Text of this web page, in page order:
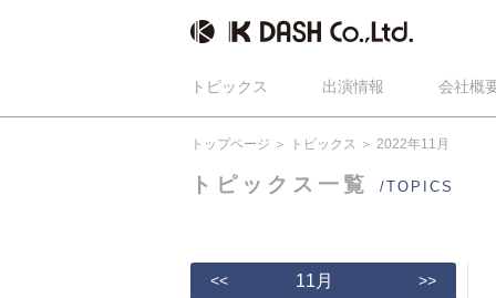
トピックス 出演情報 会社概
トップページ トピックス 2022年11月
トピックス一覧 /TOPICS
<< 11月 >>